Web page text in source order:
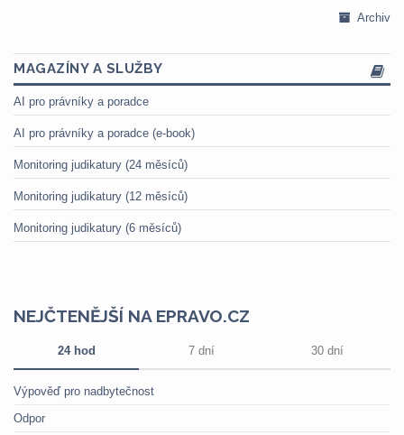
Archiv
MAGAZÍNY A SLUŽBY
AI pro právníky a poradce
AI pro právníky a poradce (e-book)
Monitoring judikatury (24 měsíců)
Monitoring judikatury (12 měsíců)
Monitoring judikatury (6 měsíců)
NEJČTENĚJŠÍ NA EPRAVO.CZ
24 hod 7 dní 30 dní
Výpověď pro nadbytečnost
Odpor